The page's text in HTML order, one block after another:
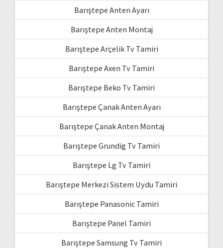
Barıştepe Anten Ayarı
Barıştepe Anten Montaj
Barıştepe Arçelik Tv Tamiri
Barıştepe Axen Tv Tamiri
Barıştepe Beko Tv Tamiri
Barıştepe Çanak Anten Ayarı
Barıştepe Çanak Anten Montaj
Barıştepe Grundig Tv Tamiri
Barıştepe Lg Tv Tamiri
Barıştepe Merkezi Sistem Uydu Tamiri
Barıştepe Panasonic Tamiri
Barıştepe Panel Tamiri
Barıştepe Samsung Tv Tamiri